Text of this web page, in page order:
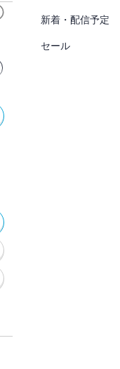
新着・配信予定
セール